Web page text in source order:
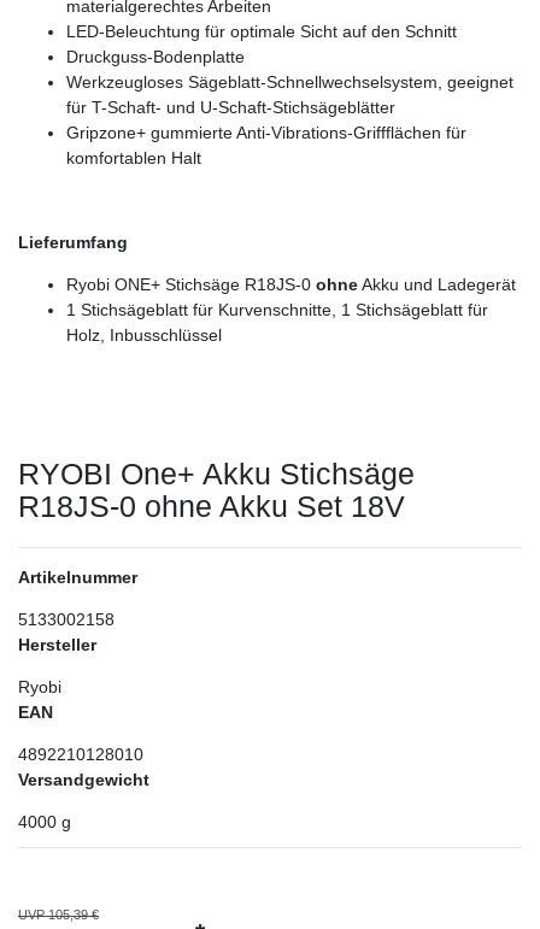
materialgerechtes Arbeiten
LED-Beleuchtung für optimale Sicht auf den Schnitt
Druckguss-Bodenplatte
Werkzeugloses Sägeblatt-Schnellwechselsystem, geeignet
für T-Schaft- und U-Schaft-Stichsägeblätter
Gripzone+ gummierte Anti-Vibrations-Griffflächen für
komfortablen Halt
Lieferumfang
Ryobi ONE+ Stichsäge R18JS-0 ohneAkku und Ladegerät
1 Stichsägeblatt für Kurvenschnitte, 1 Stichsägeblatt für
Holz, Inbusschlüssel
RYOBI One+ Akku Stichsäge
R18JS-0 ohne Akku Set 18V
Artikelnummer
5133002158
Hersteller
Ryobi
EAN
4892210128010
Versandgewicht
4000 g
UVP 105,39 €